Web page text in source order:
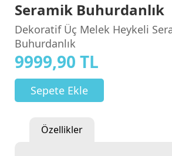
Seramik Buhurdanlık
Dekoratif Üç Melek Heykeli
Buhurdanlık
9999,90 TL
Sepete Ekle
Özellikler